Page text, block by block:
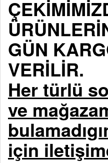
GÜN
VERİLİR.
Her türlü
ve
için